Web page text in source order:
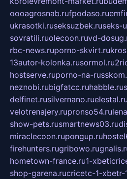
oooagrosnab.rufpodaso.ru
ukrasotki.ruseksuzbek.ruseks-
sovratili.ruolecoon.ruvd-
rbc-news.ruporno-skvirt.ru
13autor-kolonka.rusormol.ru
hostserve.ruporno-na-
neznobi.rubigfatcc.ruhabble.ru
delfinet.rusilvernano.ruelestal.ru
velotrenajery.rupronso54.ru
show-pets.rusmartnews03.ru
miraclecoon.rupongup.ru
firehunters.rugribowo.ru
hometown-france.ru1-
shop-garena.rucricetc-1-xbetr-